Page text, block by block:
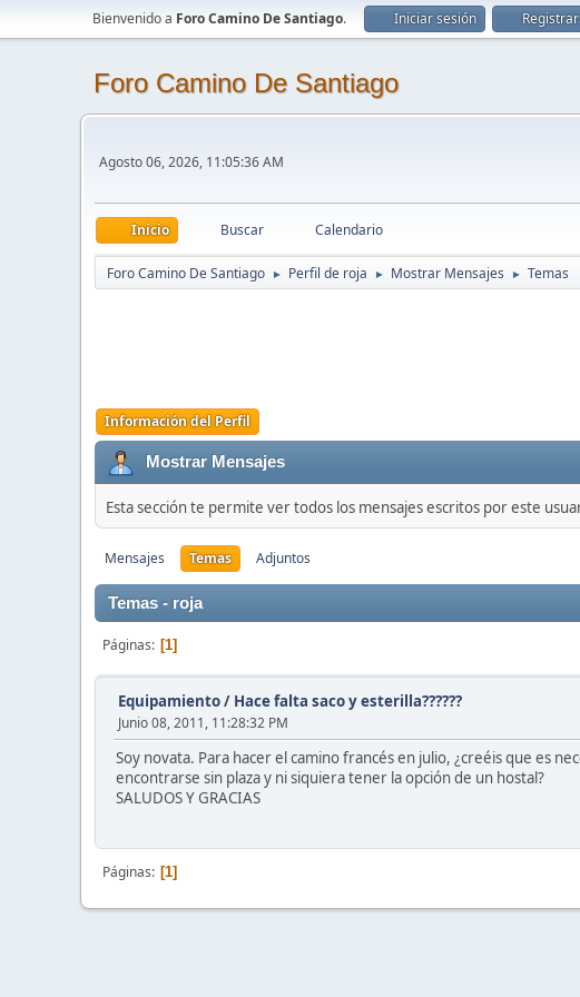
Bienvenido a Foro Camino De Santiago. Iniciar sesión
Foro Camino De Santiago
Agosto 06, 2026, 11:05:36 AM
Inicio Buscar Calendario
Foro Camino De Santiago ► Perfil de roja ► Mostrar Mensajes ► Temas
Información del Perfil
Mostrar Mensajes
Esta sección te permite ver todos los mensajes escritos por este
Mensajes Temas Adjuntos
Temas - roja
Páginas 1
Equipamiento/ Hace falta saco y esterilla??????
Junio 08, 2011, 11:28:32 PM
Soy novata. Para hacer el camino francés en julio, ¿creéis que es
encontrarse sin plaza y ni siquiera tener la opción de un hostal?
SALUDOS Y GRACIAS
Páginas 1